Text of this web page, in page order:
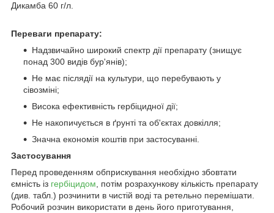
Дикамба 60 г/л.
Переваги препарату:
Надзвичайно широкий спектр дії препарату (знищує
понад 300 видів бур'янів);
Не має післядії на культури, що перебувають у
сівозміні;
Висока ефективність гербіцидної дії;
Не накопичується в ґрунті та об'єктах довкілля;
Значна економія коштів при застосуванні.
Застосування
Перед проведенням обприскування необхідно збовтати
ємність із гербіцидом, потім розрахункову кількість препарату
(див. табл.) розчинити в чистій воді та ретельно перемішати.
Робочий розчин використати в день його приготування,